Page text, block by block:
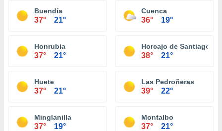
Buendía
37° 21°
Cuenca
36° 19°
Honrubia
37° 21°
Horcajo de Santiago
38° 21°
Huete
37° 21°
Las Pedroñeras
39° 22°
Minglanilla
37° 19°
Montalbo
37° 21°